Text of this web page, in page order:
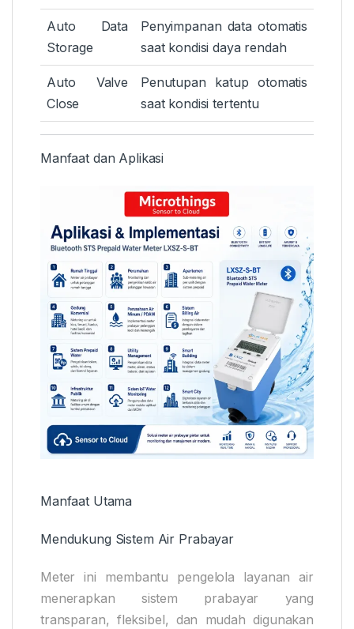
Auto Data
Storage
Penyimpanan data otomatis
saat kondisi daya rendah
Auto Valve
Close
Penutupan katup otomatis
saat kondisi tertentu
Manfaat dan Aplikasi
Manfaat Utama
Mendukung Sistem Air Prabayar
Meter ini membantu pengelola layanan air
menerapkan sistem prabayar yang
transparan, fleksibel, dan mudah digunakan